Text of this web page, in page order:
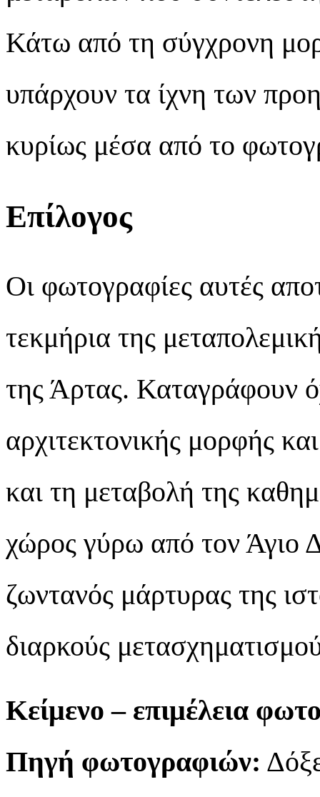
Κάτω από τη σύγχρονη
υπάρχουν τα ίχνη των
κυρίως μέσα από το
Επίλογος
Οι φωτογραφίες αυτές
τεκμήρια της
της Άρτας. Καταγράφουν
αρχιτεκτονικής μορφής
και τη μεταβολή της
χώρος γύρω από τον Άγιο
ζωντανός μάρτυρας της
διαρκούς
Κείμενο – επιμέλεια
Πηγή φωτογραφιών: